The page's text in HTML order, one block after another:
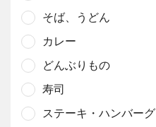
そば、うどん
カレー
どんぶりもの
寿司
ステーキ・ハンバーグ